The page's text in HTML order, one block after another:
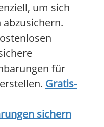
um sich
für
Gratis-
sichern